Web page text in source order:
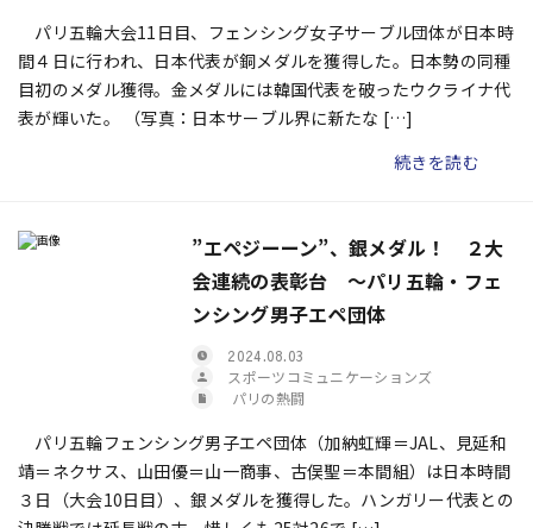
パリ五輪大会11日目、フェンシング女子サーブル団体が日本時
間４日に行われ、日本代表が銅メダルを獲得した。日本勢の同種
目初のメダル獲得。金メダルには韓国代表を破ったウクライナ代
表が輝いた。 （写真：日本サーブル界に新たな […]
続きを読む
”エペジーーン”、銀メダル！ ２大
会連続の表彰台 ～パリ五輪・フェ
ンシング男子エペ団体
2024.08.03
スポーツコミュニケーションズ
パリの熱闘
パリ五輪フェンシング男子エペ団体（加納虹輝＝JAL、見延和
靖＝ネクサス、山田優＝山一商事、古俣聖＝本間組）は日本時間
３日（大会10日目）、銀メダルを獲得した。ハンガリー代表との